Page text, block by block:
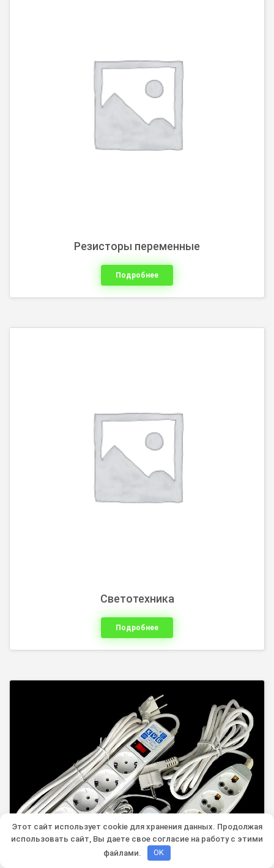
Резисторы переменные
Подробнее
Светотехника
Подробнее
Этот сайт использует cookie для хранения данных. Продолжая
использовать сайт, Вы даете свое согласие на работу с этими
файлами.
OK